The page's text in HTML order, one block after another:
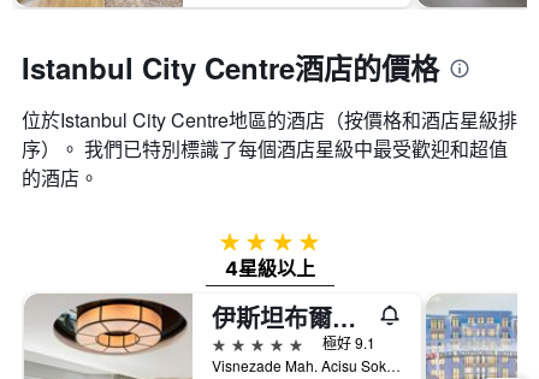
Istanbul City Centre酒店的價格
位於Istanbul City Centre​地區的酒店（按價格和酒店星級排
序）。 我們已特別標識了每個酒店星級中最受歡迎和超值
的酒店。
4星級
4星級以上
伊斯坦布爾博斯普魯斯瑞士酒店
5星級
極好 9.1
Visnezade Mah. Acisu Sok. NO. 19, 伊斯坦堡, 土耳其